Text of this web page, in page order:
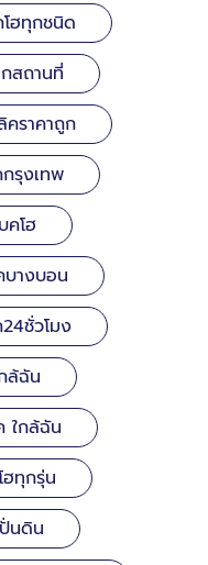
ฮทุกชนิด
สถานที่
คราคาถูก
รุงเทพ
คโฮ
บางบอน
ชั่วโมง
ล้ฉัน
ใกล้ฉัน
ฮทุกรุ่น
นดิน